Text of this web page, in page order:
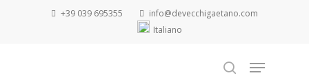
+39 039 695355
info@devecchigaetano.com
Italiano
search
Menu